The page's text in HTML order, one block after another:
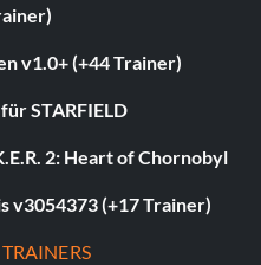
v1.0+ (+44 Trainer)
STARFIELD
2: Heart of Chornobyl
v3054373 (+17 Trainer)